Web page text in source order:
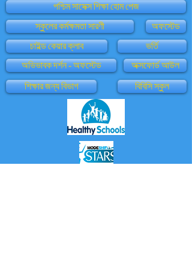
পশ্চিম সাসেক্স শিক্ষা হোম পেজ
স্কুলের কর্মক্ষমতা সারণী
অফস্টেড
চাইল্ড কেয়ার ক্লাব
অভিভাবক দর্শন - অফস্টেড
ভর্তি
অক্সফোর্ড আউল
শিক্ষার জন্য বিভাগ
বিবিসি স্কুল